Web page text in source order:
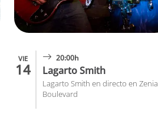
VIE
14
20:00h
Lagarto Smith
Lagarto Smith en directo en Zenia
Boulevard